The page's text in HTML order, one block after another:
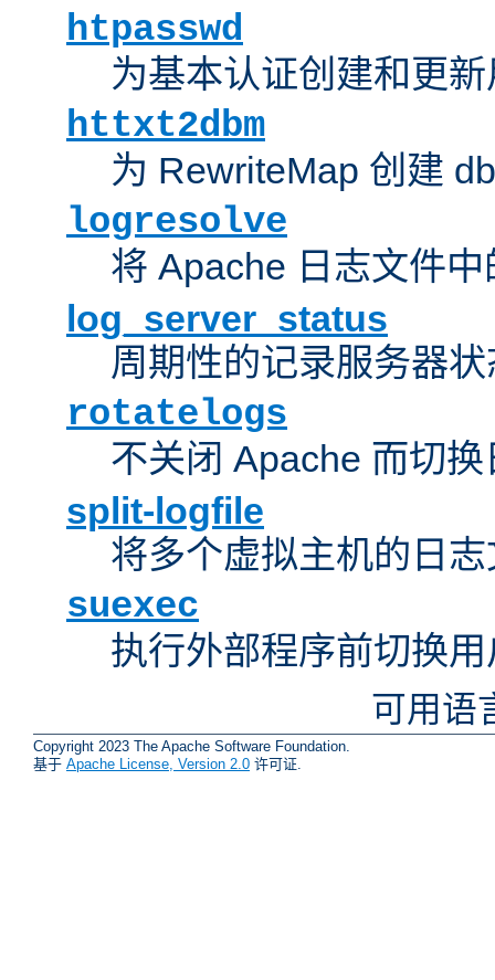
htpasswd
为基本认证创建和更
httxt2dbm
为 RewriteMap 创建
logresolve
将 Apache 日志文件
log_server_status
周期性的记录服务器
rotatelogs
不关闭 Apache 而切
split-logfile
将多个虚拟主机的日
suexec
执行外部程序前切换
可用语
Copyright 2023 The Apache Software Foundation.
基于 Apache License, Version 2.0 许可证.